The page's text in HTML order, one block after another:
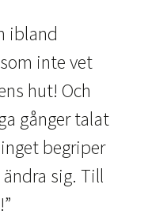
ibland
inte vet
hut! Och
gånger talat
begriper
sig. Till